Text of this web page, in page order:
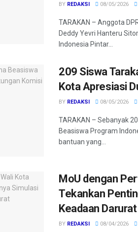
BY REDAKSI 08/05/2026
TARAKAN – Anggota
Deddy Yevri Hanteru
Indonesia Pintar...
209 Siswa
Kota Apresiasi
BY REDAKSI 08/05/2026
TARAKAN – Sebanyak
Beasiswa Program
bantuan yang...
MoU dengan
Tekankan
Keadaan Darurat
BY REDAKSI 08/04/2026